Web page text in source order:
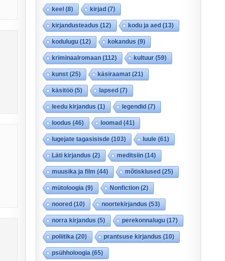
keel(8) kirjad(7)
kirjandusteadus(12) kodu ja aed(13)
kodulugu(12) kokandus(9)
kriminaalromaan(112) kultuur(59)
kunst(25) käsiraamat(21)
käsitöö(5) lapsed(7)
leedu kirjandus(1) legendid(7)
loodus(46) loomad(41)
lugejate tagasisisde(103) luule(61)
Läti kirjandus(2) meditsiin(14)
muusika ja film (44) mõtisklused(25)
mütoloogia (9) Nonfiction(2)
noored(10) noortekirjandus(53)
norra kirjandus(5) perekonnalugu(17)
poliitika (20) prantsuse kirjandus(10)
psühholoogia (65)